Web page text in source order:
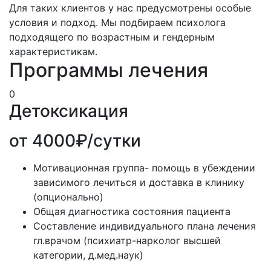
Для таких клиентов у нас предусмотрены особые
условия и подход. Мы подбираем психолога
подходящего по возрастным и гендерным
характеристикам.
Программы лечения
0
Детоксикация
от 4000₽/сутки
Мотивационная группа- помощь в убеждении
зависимого лечиться и доставка в клинику
(опционально)
Общая диагностика состояния пациента
Составление индивидуального плана лечения
гл.врачом (психиатр-нарколог высшей
категории, д.мед.наук)